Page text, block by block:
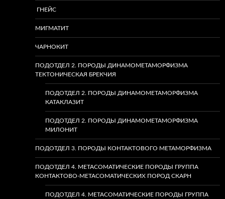
ГНЕЙС
МИГМАТИТ
ЧАРНОКИТ
ПОДОТДЕЛ 2. ПОРОДЫ ДИНАМОМЕТАМОРФИЗМА
ТЕКТОНИЧЕСКАЯ БРЕКЧИЯ
ПОДОТДЕЛ 2. ПОРОДЫ ДИНАМОМЕТАМОРФИЗМА
КАТАКЛАЗИТ
ПОДОТДЕЛ 2. ПОРОДЫ ДИНАМОМЕТАМОРФИЗМА
МИЛОНИТ
ПОДОТДЕЛ 3. ПОРОДЫ КОНТАКТОВОГО МЕТАМОРФИЗМА
ПОДОТДЕЛ 4. МЕТАСОМАТИЧЕСКИЕ ПОРОДЫ ГРУППА
КОНТАКТОВО-МЕТАСОМАТИЧЕСКИХ ПОРОД СКАРН
ПОДОТДЕЛ 4. МЕТАСОМАТИЧЕСКИЕ ПОРОДЫ ГРУППА